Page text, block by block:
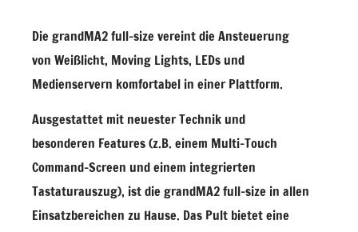
Die grandMA2 full-size vereint die Ansteuerung
von Weißlicht, Moving Lights, LEDs und
Medienservern komfortabel in einer Plattform.
Ausgestattet mit neuester Technik und
besonderen Features (z.B. einem Multi-Touch
Command-Screen und einem integrierten
Tastaturauszug), ist die grandMA2 full-size in allen
Einsatzbereichen zu Hause. Das Pult bietet eine